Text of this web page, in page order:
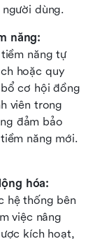
dùng.
năng tự
hoặc quy
cơ hội đồng
viên trong
đảm bảo
hệ thống bên
việc nâng
kích hoạt,